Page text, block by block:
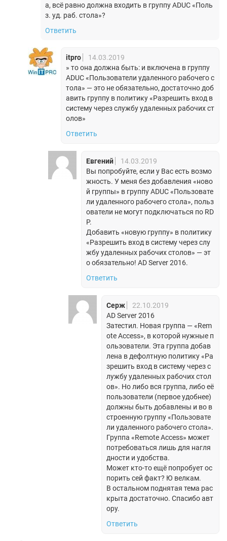
а, всё равно должна входить в группу ADUC «Поль
з. уд. раб. стола»?
Ответить
itpro
14.03.2019
» то она должна быть: и включена в группу
ADUC «Пользователи удаленного рабочего с
тола» — это не обязательно, достаточно доб
авить группу в политику «Разрешить вход в
систему через службу удаленных рабочих ст
олов»
Ответить
Евгений
14.03.2019
Вы попробуйте, если у Вас есть возмо
жность. У меня без добавления «ново
й группы» в группу ADUC «Пользовате
ли удаленного рабочего стола», польз
ователи не могут подключаться по RD
P.
Добавить «новую группу» в политику
«Разрешить вход в систему через слу
жбу удаленных рабочих столов» — эт
о обязательно! AD Server 2016.
Ответить
Серж
22.10.2019
AD Server 2016
Затестил. Новая группа — «Rem
ote Access», в которой нужные п
ользователи. Эта группа добав
лена в дефолтную политику «Ра
зрешить вход в систему через с
лужбу удаленных рабочих стол
ов». Но либо вся группа, либо её
пользователи (первое удобнее)
должны быть добавлены и во в
строенную группу «Пользовате
ли удаленного рабочего стола».
Группа «Remote Access» может
потребоваться лишь для нагля
дности и удобства.
Может кто-то ещё попробует ос
порить сей факт? Ю велкам.
В остальном поднятая тема рас
крыта достаточно. Спасибо авт
ору.
Ответить